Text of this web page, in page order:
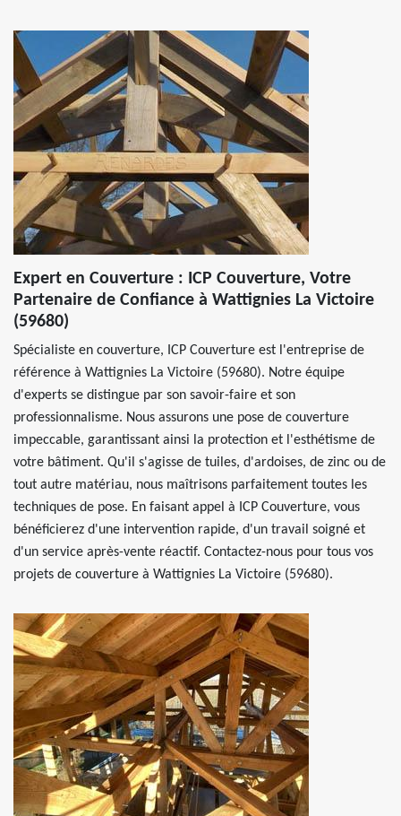
Expert en Couverture : ICP Couverture, Votre
Partenaire de Confiance à Wattignies La Victoire
(59680)
Spécialiste en couverture, ICP Couverture est l'entreprise de
référence à Wattignies La Victoire (59680). Notre équipe
d'experts se distingue par son savoir-faire et son
professionnalisme. Nous assurons une pose de couverture
impeccable, garantissant ainsi la protection et l'esthétisme de
votre bâtiment. Qu'il s'agisse de tuiles, d'ardoises, de zinc ou de
tout autre matériau, nous maîtrisons parfaitement toutes les
techniques de pose. En faisant appel à ICP Couverture, vous
bénéficierez d'une intervention rapide, d'un travail soigné et
d'un service après-vente réactif. Contactez-nous pour tous vos
projets de couverture à Wattignies La Victoire (59680).